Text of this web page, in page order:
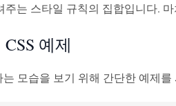
주는 스타일 규칙의 집합입니다.
예제
는 모습을 보기 위해 간단한 예제